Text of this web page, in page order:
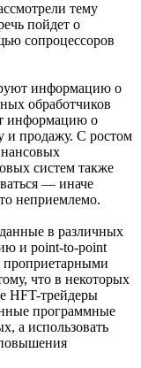
тему
пойдет о
сопроцессоров
информацию о
обработчиков
информацию о
и продажу. С ростом
систем также
— иначе
неприемлемо.
в различных
и point-to-point
проприетарными
что в некоторых
HFT-трейдеры
программные
а использовать